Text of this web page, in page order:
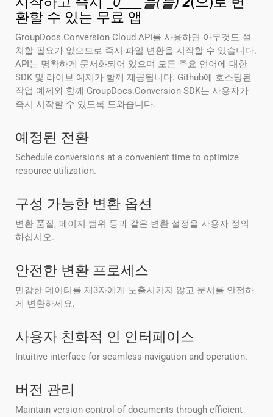
환할 수 있는 무료 앱
GroupDocs.Conversion Cloud API를 사용하면 아무것도 설
치할 필요가 없으므로 즉시 파일 변환을 시작할 수 있습니다.
API는 명확하게 문서화되어 있으며 모든 주요 언어에 대한
SDK 및 라이브 예제가 함께 제공됩니다. Github에 호스팅된
작업 예제와 함께 GroupDocs.Conversion SDK는 사용자가
즉시 시작할 수 있도록 도와줍니다.
예정된 전환
Schedule conversions at a convenient time to optimize
resource utilization.
구성 가능한 변환 옵션
변환 품질, 페이지 범위 등과 같은 변환 설정을 사용자 정의
하십시오.
안전한 변환 프로세스
민감한 데이터를 제3자에게 노출시키지 않고 문서를 안전하
게 변환하세요.
사용자 친화적 인 인터페이스
Intuitive interface for seamless navigation and operation.
버전 관리
Maintain version control of documents through efficient